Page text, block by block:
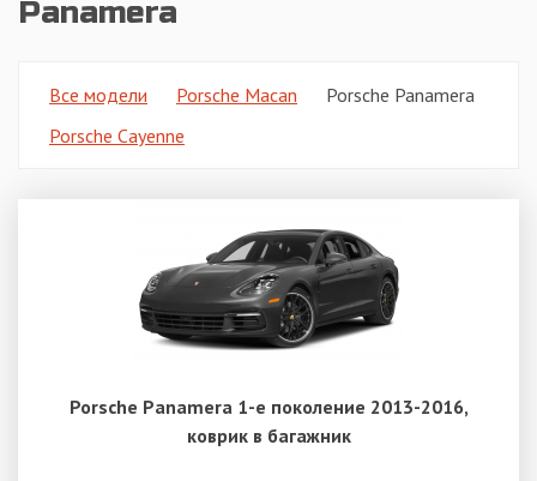
Panamera
Все модели Porsche Macan
Porsche Panamera
Porsche Cayenne
Porsche Panamera 1-е поколение 2013-2016,
коврик в багажник